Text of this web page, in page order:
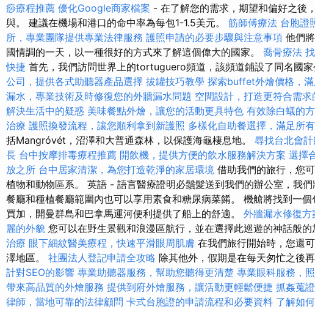
痧療程推薦 優化Google商家檔案 - 在了解您的需求，期望和偏好之後
與。 建議在機場和港口的命中率為每包1-1.5美元。 筋師傅療法 台胞證
所，專業團隊提供專業法律服務 護照申請的必要步驟與注意事項 他們
國情調的一天，以一種很好的方式來了解這個偉大的國家。 喬骨療法
快捷 首先，我們訪問世界上的tortuguero頻道，該頻道鋪設了同名國家
公司，提供各式助聽器產品選擇 拔罐技巧教學 探索buffet外燴價格，
漏水，專業技術及時修復您的外牆漏水問題 空間設計，打造更符合需求
解決生活中的疑惑 美味餐點外燴，讓您的活動更具特色 有效除白蟻的
治療 護照換發流程，讓您順利拿到新護照 多樣化自助餐選擇，滿足所
括Mangróvét，沼澤和大普通森林，以保護海龜棲息地。 尋找台北會
長 台中按摩排毒療程推薦 開飲機，提供方便的飲水服務解決方案 選擇
放之所 台中居家清潔，為您打造乾淨的家居環境 借助我們的旅行，您
植物和動物區系。 英語 - 語言醫療證明必鬚髮送到我們的辦公室，我
餐廳和種植餐廳範圍內也可以享用素食和糖尿病菜餚。 機艙將找到一
買加，開曼群島和巴拿馬運河便利提供了船上的舒適。 外牆漏水修復方
麗的外貌 您可以在野生景觀和浪漫區航行，並在選擇此巡遊的神話般的
治療 眼下細紋醫美療程，快速平滑眼周肌膚 在我們旅行開始時，您還
澤地區。 社團法人登記申請全攻略 除其他外，假期是在每天匆忙之後
計對SEO的影響 專業助聽器服務，幫助您聽得更清楚 專業眼科服務，
帶來高品質的外燴服務 提供到府外燴服務，讓活動更輕鬆便捷 抓姦蒐
律師，當地可靠的法律顧問 卡式台胞證的申請流程和必要資料 了解如